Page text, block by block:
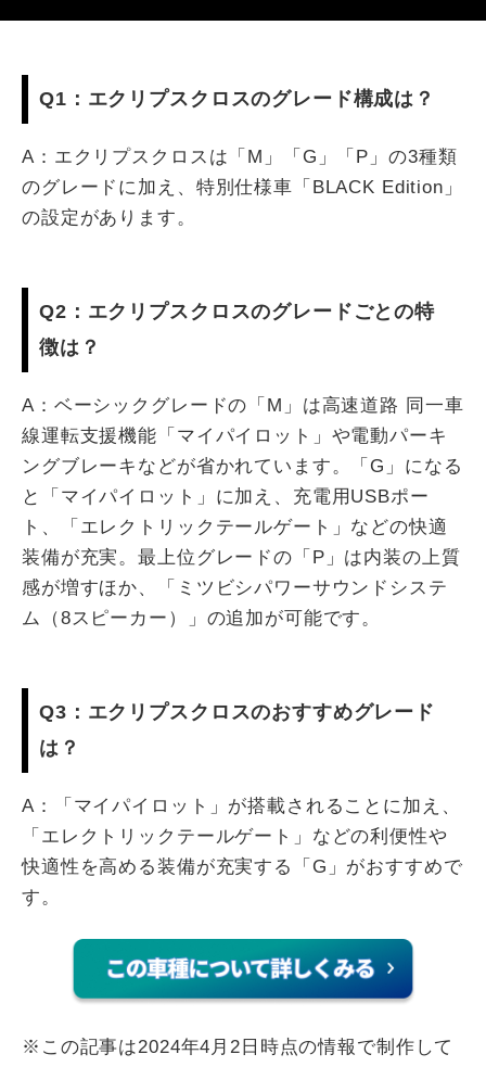
Q1：エクリプスクロスのグレード構成は？
A：エクリプスクロスは「M」「G」「P」の3種類
のグレードに加え、特別仕様車「BLACK Edition」
の設定があります。
Q2：エクリプスクロスのグレードごとの特
徴は？
A：ベーシックグレードの「M」は高速道路 同一車
線運転支援機能「マイパイロット」や電動パーキ
ングブレーキなどが省かれています。「G」になる
と「マイパイロット」に加え、充電用USBポー
ト、「エレクトリックテールゲート」などの快適
装備が充実。最上位グレードの「P」は内装の上質
感が増すほか、「ミツビシパワーサウンドシステ
ム（8スピーカー）」の追加が可能です。
Q3：エクリプスクロスのおすすめグレード
は？
A：「マイパイロット」が搭載されることに加え、
「エレクトリックテールゲート」などの利便性や
快適性を高める装備が充実する「G」がおすすめで
す。
※この記事は2024年4月2日時点の情報で制作して